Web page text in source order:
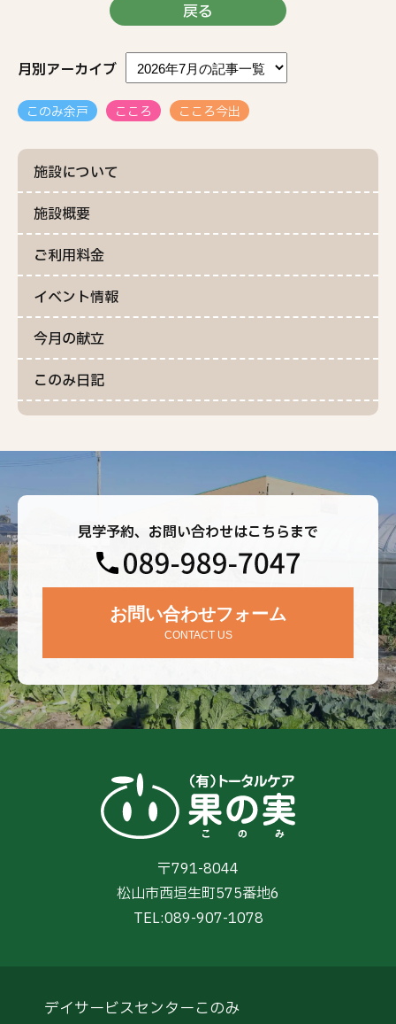
施設について
施設概要
ご利用料金
イベント情報
今月の献立
このみ日記
戻る
月別アーカイブ
このみ余戸 こころ こころ今出
見学予約、お問い合わせはこちらまで
お問い合わせフォーム
CONTACT US
〒791-8044
松山市西垣生町575番地6
TEL:089-907-1078
デイサービスセンターこのみ